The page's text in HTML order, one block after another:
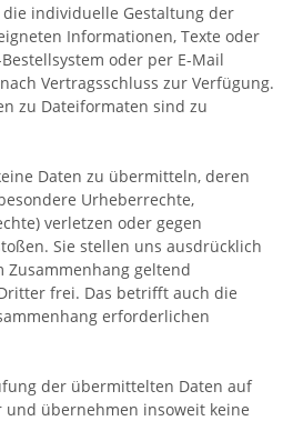
individuelle Gestaltung der
Informationen, Texte oder
oder per E-Mail
Vertragsschluss zur Verfügung.
zu Dateiformaten sind zu
Daten zu übermitteln, deren
Urheberrechte,
verletzen oder gegen
Sie stellen uns ausdrücklich
Zusammenhang geltend
frei. Das betrifft auch die
erforderlichen
der übermittelten Daten auf
übernehmen insoweit keine